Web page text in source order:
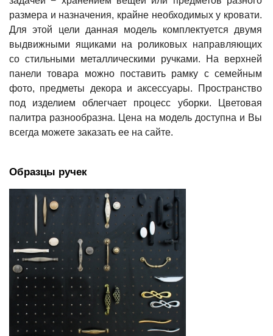
размера и назначения, крайне необходимых у кровати.
Для этой цели данная модель комплектуется двумя
выдвижными ящиками на роликовых направляющих
со стильными металлическими ручками. На верхней
панели товара можно поставить рамку с семейным
фото, предметы декора и аксессуары. Пространство
под изделием облегчает процесс уборки. Цветовая
палитра разнообразна. Цена на модель доступна и Вы
всегда можете заказать ее на сайте.
Образцы ручек